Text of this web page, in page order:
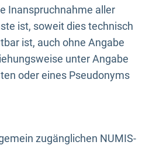
Inanspruchnahme aller
ist, soweit dies technisch
ist, auch ohne Angabe
unter Angabe
oder eines Pseudonyms
zugänglichen NUMIS-